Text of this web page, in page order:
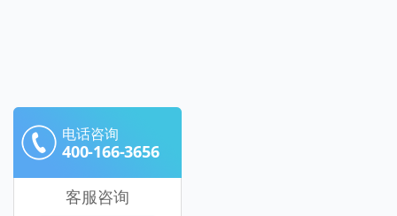
电话咨询
400-166-3656
客服咨询